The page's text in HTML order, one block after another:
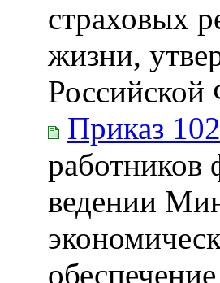
страховых
жизни,
Приказ
ведении